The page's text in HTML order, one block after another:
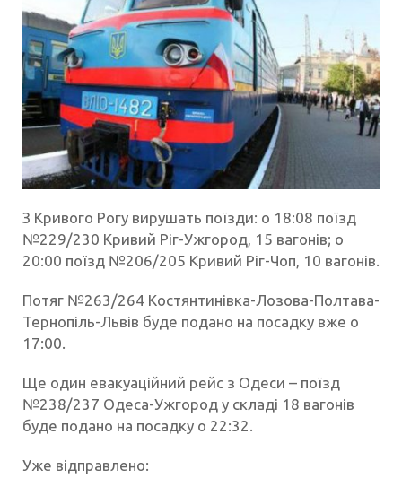
З Кривого Рогу вирушать поїзди: о 18:08 поїзд
№229/230 Кривий Ріг-Ужгород, 15 вагонів; о
20:00 поїзд №206/205 Кривий Ріг-Чоп, 10 вагонів.
Потяг №263/264 Костянтинівка-Лозова-Полтава-
Тернопіль-Львів буде подано на посадку вже о
17:00.
Ще один евакуаційний рейс з Одеси – поїзд
№238/237 Одеса-Ужгород у складі 18 вагонів
буде подано на посадку о 22:32.
Уже відправлено: